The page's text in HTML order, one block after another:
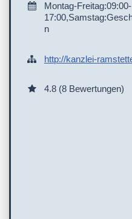
Montag-Freitag:09:00-
n
http://kanzlei-
4.8 (8 Bewertungen)